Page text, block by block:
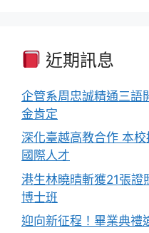
近期訊息
企管系周忠誠精通三語
金肯定
深化臺越高教合作 本
國際人才
港生林曉晴斬獲21張
博士班
迎向新征程！畢業典